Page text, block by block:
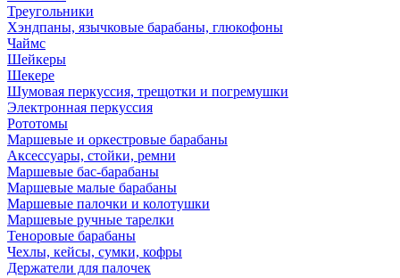
Треугольники
Хэндпаны, язычковые барабаны, глюкофоны
Чаймс
Шейкеры
Шекере
Шумовая перкуссия, трещотки и погремушки
Электронная перкуссия
Рототомы
Маршевые и оркестровые барабаны
Аксессуары, стойки, ремни
Маршевые бас-барабаны
Маршевые малые барабаны
Маршевые палочки и колотушки
Маршевые ручные тарелки
Теноровые барабаны
Чехлы, кейсы, сумки, кофры
Держатели для палочек